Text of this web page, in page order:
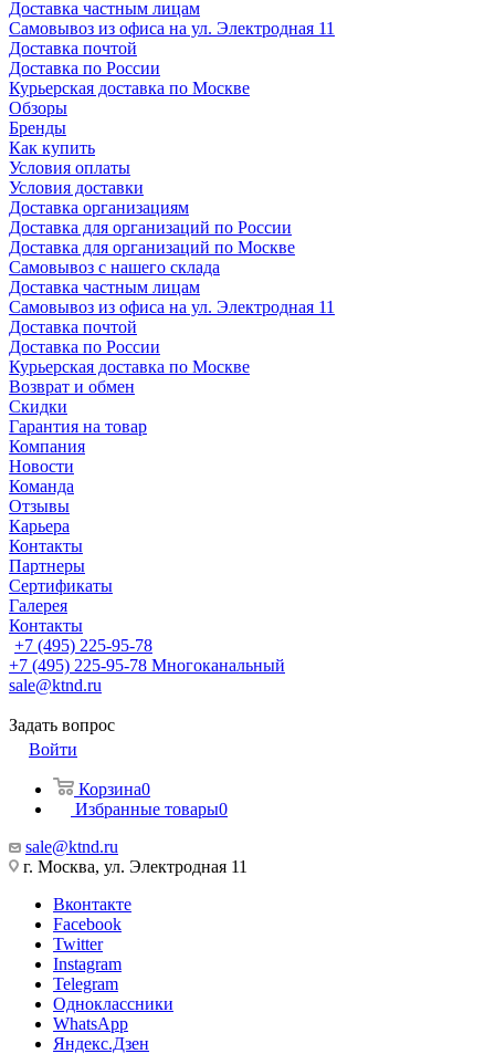
Доставка частным лицам
Самовывоз из офиса на ул. Электродная 11
Доставка почтой
Доставка по России
Курьерская доставка по Москве
Обзоры
Бренды
Как купить
Условия оплаты
Условия доставки
Доставка организациям
Доставка для организаций по России
Доставка для организаций по Москве
Самовывоз с нашего склада
Доставка частным лицам
Самовывоз из офиса на ул. Электродная 11
Доставка почтой
Доставка по России
Курьерская доставка по Москве
Возврат и обмен
Скидки
Гарантия на товар
Компания
Новости
Команда
Отзывы
Карьера
Контакты
Партнеры
Сертификаты
Галерея
Контакты
+7 (495) 225-95-78
+7 (495) 225-95-78 Многоканальный
sale@ktnd.ru
Задать вопрос
Войти
Корзина0
Избранные товары0
sale@ktnd.ru
г. Москва, ул. Электродная 11
Вконтакте
Facebook
Twitter
Instagram
Telegram
Одноклассники
WhatsApp
Яндекс.Дзен